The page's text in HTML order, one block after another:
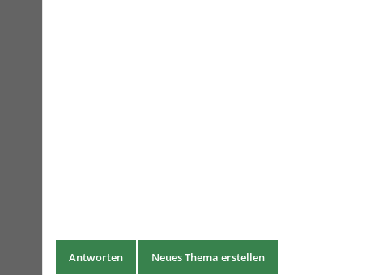
Antworten Neues Thema erstellen